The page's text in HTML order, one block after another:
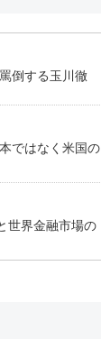
倒する玉川徹
ではなく米国の
世界金融市場の